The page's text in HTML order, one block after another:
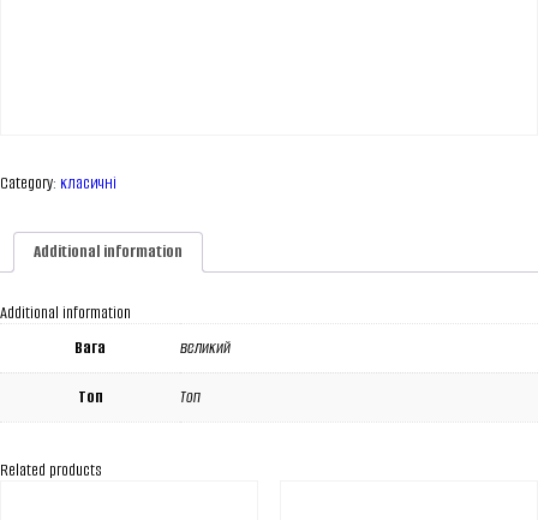
Category: класичні
Additional information
Additional information
Вага
великий
Топ Топ
Related products